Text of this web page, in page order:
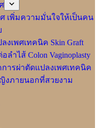
เพิ่มความมั่นใจให้เป็นคน
งเพศเทคนิค Skin Graft
ำไส้ Colon Vaginoplasty
การผ่าตัดแปลงเพศเทคนิค
งภายนอกที่สวยงาม